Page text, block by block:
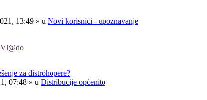
13:49 » u Novi korisnici - upoznavanje
Vl@do
za distrohopere?
07:48 » u Distribucije općenito